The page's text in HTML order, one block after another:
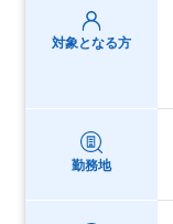
対象となる方
勤務地